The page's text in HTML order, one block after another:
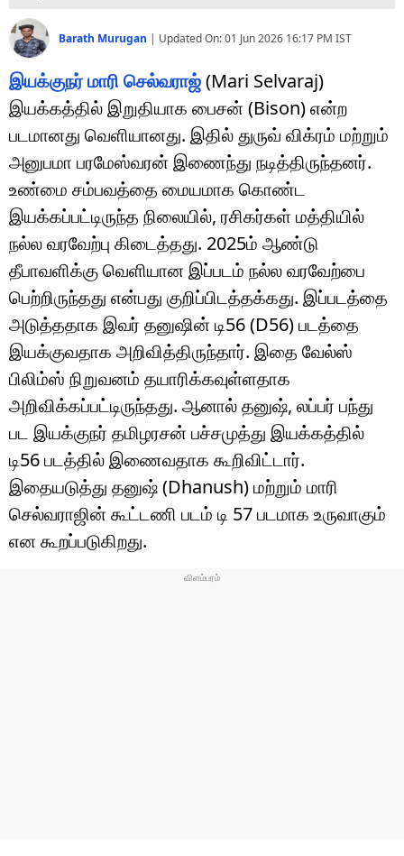
Barath Murugan | Updated On:01 Jun 2026 16:17 PM IST
இயக்குநர் மாரி செல்வராஜ்(Mari Selvaraj)
இயக்கத்தில் இறுதியாக பைசன் (Bison) என்ற
படமானது வெளியானது. இதில் துருவ் விக்ரம் மற்றும்
அனுபமா பரமேஸ்வரன் இணைந்து நடித்திருந்தனர்.
உண்மை சம்பவத்தை மையமாக கொண்ட
இயக்கப்பட்டிருந்த நிலையில், ரசிகர்கள் மத்தியில்
நல்ல வரவேற்பு கிடைத்தது. 2025ம் ஆண்டு
தீபாவளிக்கு வெளியான இப்படம் நல்ல வரவேற்பை
பெற்றிருந்தது என்பது குறிப்பிடத்தக்கது. இப்படத்தை
அடுத்ததாக இவர் தனுஷின் டி56 (D56) படத்தை
இயக்குவதாக அறிவித்திருந்தார். இதை வேல்ஸ்
பிலிம்ஸ் நிறுவனம் தயாரிக்கவுள்ளதாக
அறிவிக்கப்பட்டிருந்தது. ஆனால் தனுஷ், லப்பர் பந்து
பட இயக்குநர் தமிழரசன் பச்சமுத்து இயக்கத்தில்
டி56 படத்தில் இணைவதாக கூறிவிட்டார்.
இதையடுத்து தனுஷ் (Dhanush) மற்றும் மாரி
செல்வராஜின் கூட்டணி படம் டி 57 படமாக உருவாகும்
என கூறப்படுகிறது.